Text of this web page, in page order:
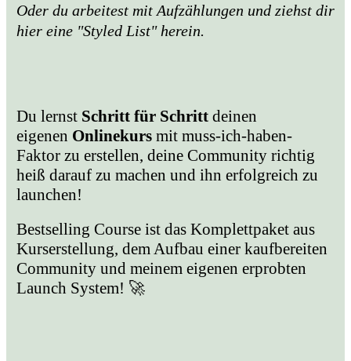
Oder du arbeitest mit Aufzählungen und ziehst dir
hier eine "Styled List" herein.
Du lernst Schritt für Schritt deinen
eigenen Onlinekurs mit muss-ich-haben-
Faktor zu erstellen, deine Community richtig
heiß darauf zu machen und ihn erfolgreich zu
launchen!
Bestselling Course ist das Komplettpaket aus
Kurserstellung, dem Aufbau einer kaufbereiten
Community und meinem eigenen erprobten
Launch System! 🚀